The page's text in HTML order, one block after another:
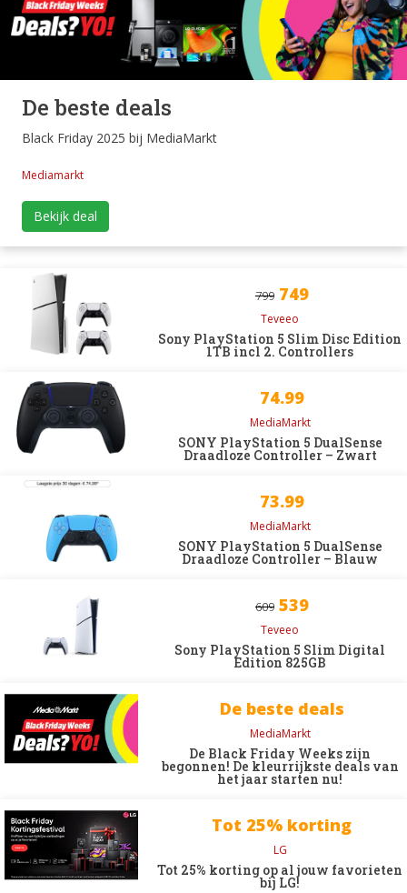
De beste deals
Black Friday 2025 bij MediaMarkt
Mediamarkt
Bekijk deal
799 749
Teveeo
Sony PlayStation 5 Slim Disc Edition
1TB incl 2. Controllers
74.99
MediaMarkt
SONY PlayStation 5 DualSense
Draadloze Controller – Zwart
73.99
MediaMarkt
SONY PlayStation 5 DualSense
Draadloze Controller – Blauw
609 539
Teveeo
Sony PlayStation 5 Slim Digital
Edition 825GB
De beste deals
MediaMarkt
De Black Friday Weeks zijn
begonnen! De kleurrijkste deals van
het jaar starten nu!
Tot 25% korting
LG
Tot 25% korting op al jouw favorieten
bij LG!